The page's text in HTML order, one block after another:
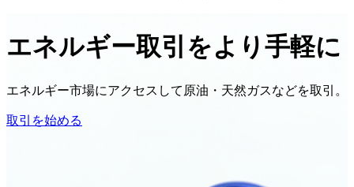
エネルギー取引をより手軽に
エネルギー市場にアクセスして 原油・天然ガスなどを取引。
取引を始める